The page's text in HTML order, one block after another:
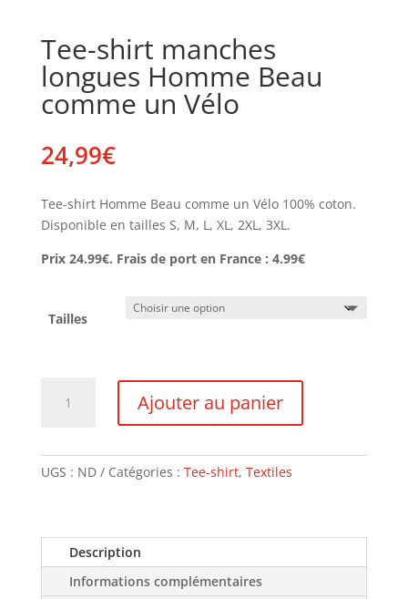
Tee-shirt manches
longues Homme Beau
comme un Vélo
24,99€
Tee-shirt Homme Beau comme un Vélo 100% coton.
Disponible en tailles S, M, L, XL, 2XL, 3XL.
Prix 24.99€. Frais de port en France : 4.99€
Tailles
manches
Beau
comme
Ajouter au panier
UGS : ND Catégories : Tee-shirt, Textiles
Description
Informations complémentaires